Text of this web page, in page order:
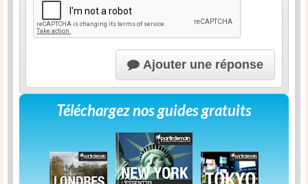
Ajouter une réponse
Téléchargez nos guides gratuits